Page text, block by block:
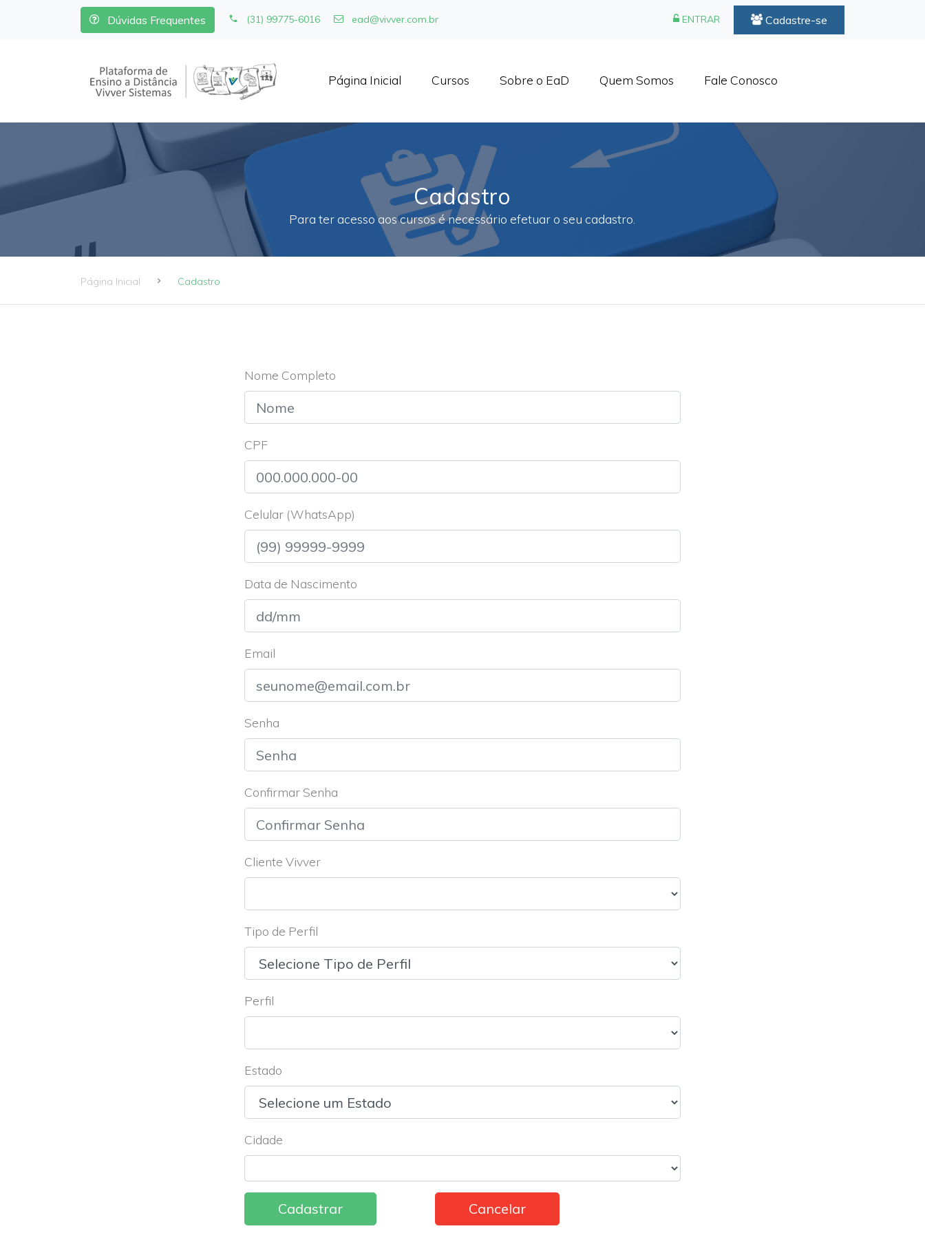
Dúvidas Frequentes (31) 99775-6016 ead@vivver.com.br ENTRAR Cadastre-se
Página Inicial Cursos Sobre o EaD Quem Somos Fale Conosco
Cadastro
Para ter acesso aos cursos é necessário efetuar o seu cadastro.
Página Inicial Cadastro
Nome Completo
CPF
Celular (WhatsApp)
Data de Nascimento
Email
Senha
Confirmar Senha
Cliente Vivver
Tipo de Perfil
Perfil
Estado
Cidade
Cancelar